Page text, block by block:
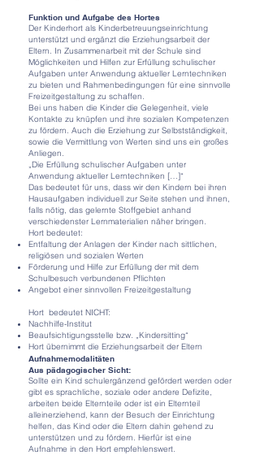
Funktion und Aufgabe des Hortes
Der Kinderhort als Kinderbetreuungseinrichtung
unterstützt und ergänzt die Erziehungsarbeit der
Eltern. In Zusammenarbeit mit der Schule sind
Möglichkeiten und Hilfen zur Erfüllung schulischer
Aufgaben unter Anwendung aktueller Lerntechniken
zu bieten und Rahmenbedingungen für eine sinnvolle
Freizeitgestaltung zu schaffen.
Bei uns haben die Kinder die Gelegenheit, viele
Kontakte zu knüpfen und ihre sozialen Kompetenzen
zu fördern. Auch die Erziehung zur Selbstständigkeit,
sowie die Vermittlung von Werten sind uns ein großes
Anliegen.
„Die Erfüllung schulischer Aufgaben unter
Anwendung aktueller Lerntechniken […]“
Das bedeutet für uns, dass wir den Kindern bei ihren
Hausaufgaben individuell zur Seite stehen und ihnen,
falls nötig, das gelernte Stoffgebiet anhand
verschiedenster Lernmaterialien näher bringen.
Hort bedeutet:
Entfaltung der Anlagen der Kinder nach sittlichen,
religiösen und sozialen Werten
Förderung und Hilfe zur Erfüllung der mit dem
Schulbesuch verbundenen Pflichten
Angebot einer sinnvollen Freizeitgestaltung
Hort bedeutet NICHT:
Nachhilfe-Institut
Beaufsichtigungsstelle bzw. „Kindersitting“
Hort übernimmt die Erziehungsarbeit der Eltern
Aufnahmemodalitäten
Aus pädagogischer Sicht:
Sollte ein Kind schulergänzend gefördert werden oder
gibt es sprachliche, soziale oder andere Defizite,
arbeiten beide Elternteile oder ist ein Elternteil
alleinerziehend, kann der Besuch der Einrichtung
helfen, das Kind oder die Eltern dahin gehend zu
unterstützen und zu fördern. Hierfür ist eine
Aufnahme in den Hort empfehlenswert.